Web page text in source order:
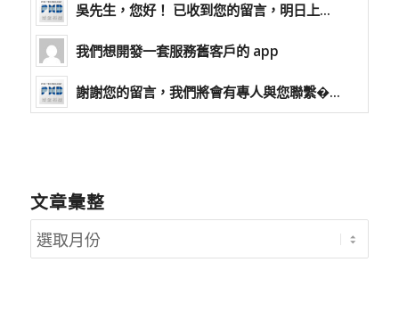
吳先生，您好！ 已收到您的留言，明日上...
我們想開發一套服務舊客戶的 app
謝謝您的留言，我們將會有專人與您聯繫�...
文章彙整